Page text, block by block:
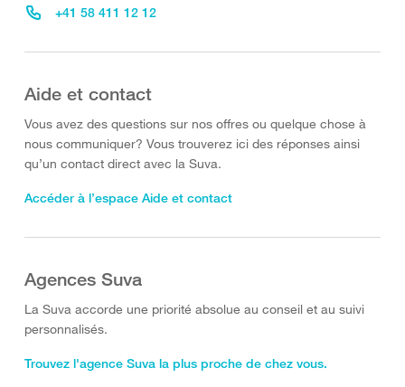
+41 58 411 12 12
Aide et contact
Vous avez des questions sur nos offres ou quelque chose à
nous communiquer? Vous trouverez ici des réponses ainsi
qu’un contact direct avec la Suva.
Accéder à l’espace Aide et contact
Agences Suva
La Suva accorde une priorité absolue au conseil et au suivi
personnalisés.
Trouvez l'agence Suva la plus proche de chez vous.